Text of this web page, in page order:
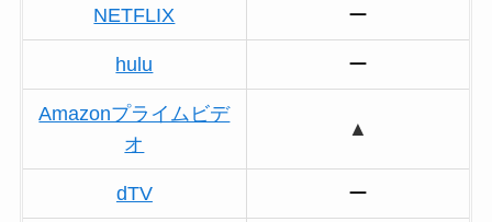
NETFLIX ー
hulu ー
Amazonプライムビデ
オ
▲
dTV ー